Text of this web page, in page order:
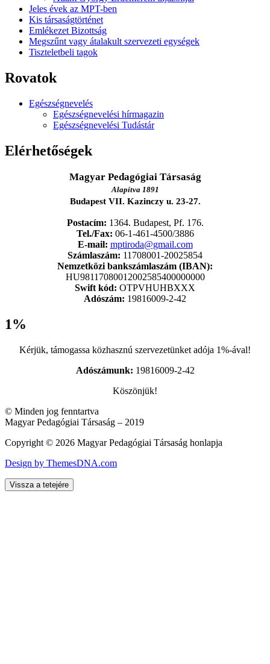
Jeles évek az MPT-ben
Kis társaságtörténet
Emlékezet Bizottság
Megszűnt vagy átalakult szervezeti egységek
Tiszteletbeli tagok
Rovatok
Egészségnevelés
Egészségnevelési hírmagazin
Egészségnevelési Tudástár
Elérhetőségek
Magyar Pedagógiai Társaság
Alapítva 1891
Budapest VII. Kazinczy u. 23-27.
Postacím: 1364. Budapest, Pf. 176.
Tel./Fax: 06-1-461-4500/3886
E-mail: mptiroda@gmail.com
Számlaszám: 11708001-20025854
Nemzetközi bankszámlaszám (IBAN):
HU98117080012002585400000000
Swift kód: OTPVHUHBXXX
Adószám: 19816009-2-42
1%
Kérjük, támogassa közhasznú szervezetünket adója 1%-ával!
Adószámunk: 19816009-2-42
Köszönjük!
© Minden jog fenntartva
Magyar Pedagógiai Társaság – 2019
Copyright © 2026 Magyar Pedagógiai Társaság honlapja
Design by ThemesDNA.com
Vissza a tetejére